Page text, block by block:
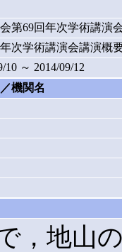
第69回年次学術講演
次学術講演会講演概
10 ～ 2014/09/12
機関名
，地山